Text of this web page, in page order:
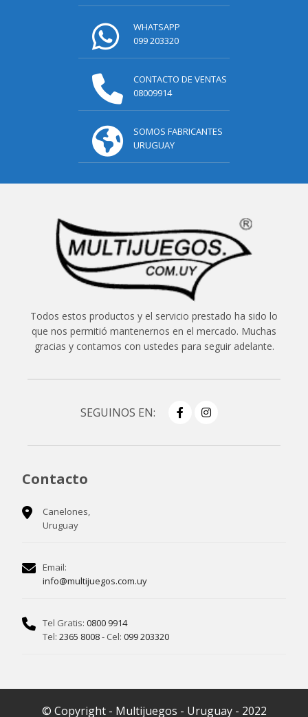
WHATSAPP
099 203320
CONTACTO DE VENTAS
08009914
SOMOS FABRICANTES
URUGUAY
Todos estos productos y el servicio prestado ha sido lo
que nos permitió mantenernos en el mercado. Muchas
gracias y contamos con ustedes para seguir adelante.
SEGUINOS EN:
Contacto
Canelones,
Uruguay
Email:
info@multijuegos.com.uy
Tel Gratis: 0800 9914
Tel: 2365 8008- Cel: 099 203320
© Copyright - Multijuegos - Uruguay - 2022